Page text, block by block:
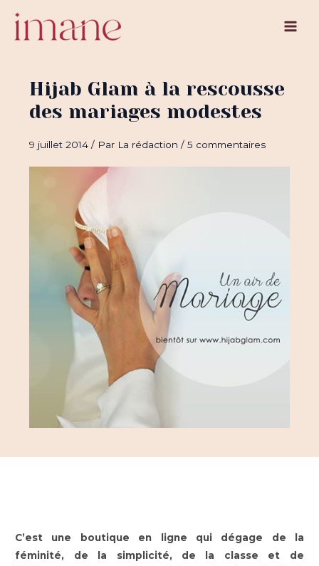
contenu
Main
Hijab Glam à la rescousse
des mariages modestes
9 juillet 2014/ Par La rédaction/5 commentaires
C’est une boutique en ligne qui dégage de la
féminité, de la simplicité, de la classe et de